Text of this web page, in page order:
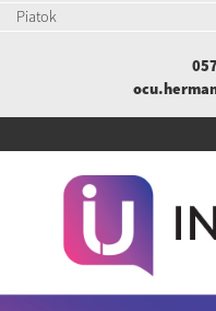
Piatok